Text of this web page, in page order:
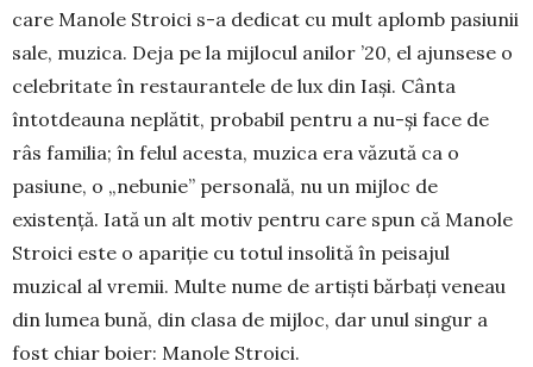
care Manole Stroici s-a dedicat cu mult aplomb pasiunii
sale, muzica. Deja pe la mij­locul anilor ’20, el ajun­sese o
celebri­tate în resta­urantele de lux din Iaşi. Cânta
întotdeauna neplătit, probabil pentru a nu-şi face de
râs familia; în felul acesta, muzica era vă­zută ca o
pasiune, o „nebunie” personală, nu un mijloc de
existenţă. Iată un alt motiv pentru care spun că Manole
Stroici este o apariţie cu totul insolită în pei­sajul
muzical al vre­mii. Multe nume de artişti bărbaţi veneau
din lumea bună, din clasa de mijloc, dar unul singur a
fost chiar boier: Manole Stroici.